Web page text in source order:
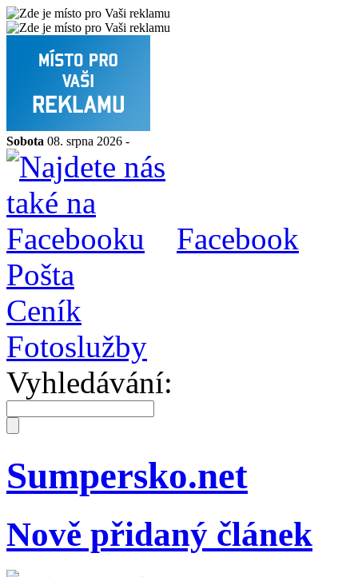
Sobota 08. srpna 2026 -
Facebook
Pošta
Ceník
Fotoslužby
Vyhledávání:
Sumpersko.net
Nově přidaný článek